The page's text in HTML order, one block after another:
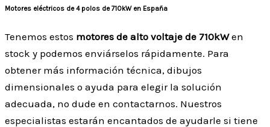
Motores eléctricos de 4 polos de 710kW en España
Tenemos estos motores de alto voltaje de 710kWen
stock y podemos enviárselos rápidamente. Para
obtener más información técnica, dibujos
dimensionales o ayuda para elegir la solución
adecuada, no dude en contactarnos. Nuestros
especialistas estarán encantados de ayudarle si tiene